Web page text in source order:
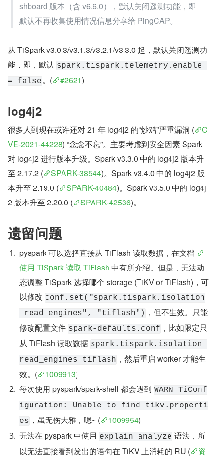
shboard 版本（含 v6.6.0），默认关闭遥测功能，即
默认不再收集使用情况信息分享给 PingCAP。
从 TiSpark v3.0.3/v3.1.3/v3.2.1/v3.3.0 起，默认关闭遥测功
能，即，默认 spark.tispark.telemetry.enable
= false。( #2621)
log4j2
很多人到现在或许还对 21 年 log4j2 的“炒鸡”严重漏洞 (
C
VE-2021-44228) “念念不忘”。主要考虑到安全因素 Spark
对 log4j2 进行版本升级。Spark v3.3.0 中的 log4j2 版本升
至 2.17.2 (
SPARK-38544)。Spark v3.4.0 中的 log4j2 版
本升至 2.19.0 (
SPARK-40484)。Spark v3.5.0 中的 log4j
2 版本升至 2.20.0 (
SPARK-42536)。
遗留问题
pyspark 可以选择直接从 TiFlash 读取数据，在文档
使用 TiSpark 读取 TiFlash 中有所介绍。但是，无法动
态调整 TiSpark 选择哪个 storage (TiKV or TiFlash)，可
以修改 conf.set("spark.tispark.isolation
_read_engines", "tiflash")
，但不生效。只能
修改配置文件 spark-defaults.conf ，比如限定只
从 TiFlash 读取数据 spark.tispark.isolation_
read_engines tiflash ，然后重启 worker 才能生
效。(
1009913)
每次使用 pyspark/spark-shell 都会遇到 WARN TiConf
iguration: Unable to find tikv.properti
es ，虽无伤大雅，嗯~ ( 1009954)
无法在 pyspark 中使用 explain analyze 语法，所
以无法直接看到发出的语句在 TiKV 上消耗的 RU (
资